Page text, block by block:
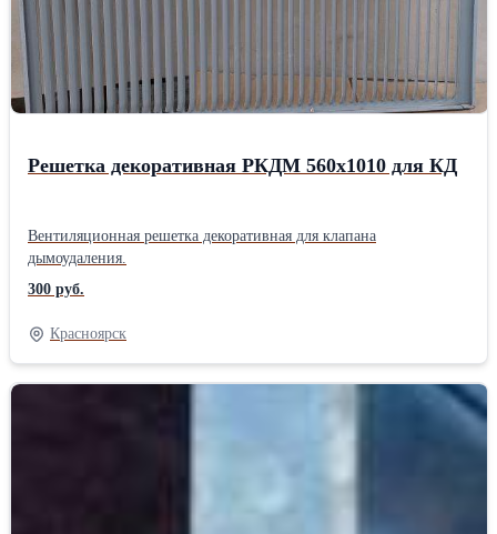
Решетка декоративная РКДМ 560х1010 для КД
Вентиляционная решетка декоративная для клапана
дымоудаления.
300 руб.
Красноярск